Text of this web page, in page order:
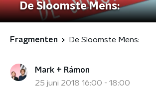
De Sloomste Mens:
Fragmenten De Sloomste Mens:
Mark + Rámon
25 juni 2018 16:00 - 18:00